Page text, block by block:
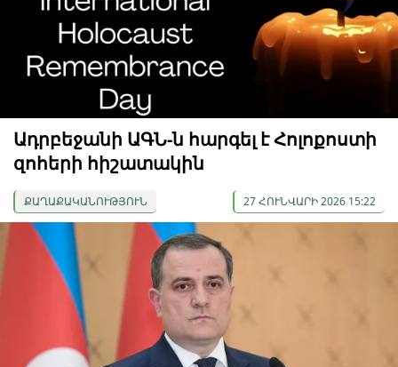
Ադրբեջանի ԱԳՆ-ն հարգել է Հոլոքոստի
զոհերի հիշատակին
ՔԱՂԱՔԱԿԱՆՈՒԹՅՈՒՆ 27 ՀՈՒՆՎԱՐԻ 2026 15:22